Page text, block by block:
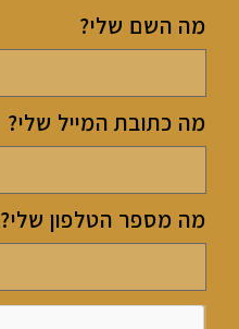
מה השם שלי?
מה כתובת המייל שלי?
מה מספר הטלפון שלי?